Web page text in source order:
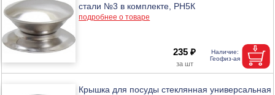
стали №3 в комплекте, РН5К
подробнее о товаре
235 ₽
Крышка для посуды стеклянная универсальная